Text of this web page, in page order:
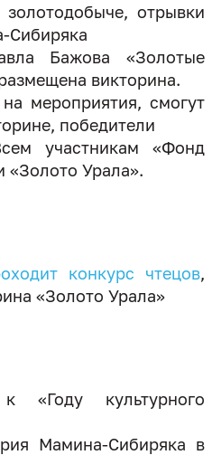
отрывки
Сибиряка
Бажова «Золотые
викторина.
мероприятия, смогут
победители
участникам «Фонд
Урала».
конкурс чтецов,
«Золото Урала»
«Году культурного
Мамина-Сибиряка в